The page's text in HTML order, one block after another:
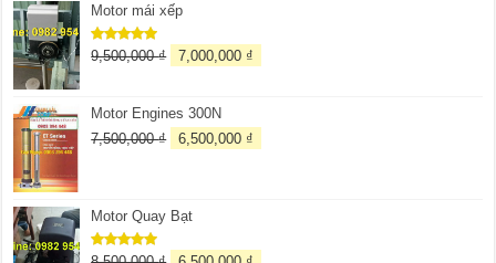
5 sao
Motor mái xếp
Được xếp
9,500,000₫ 7,000,000 ₫
Motor Engines 300N
7,500,000₫ 6,500,000 ₫
Motor Quay Bạt